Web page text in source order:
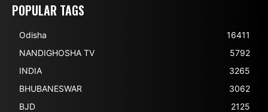
POPULAR TAGS
Odisha
16411
NANDIGHOSHA TV
5792
INDIA
3265
BHUBANESWAR
3062
BJD
2125